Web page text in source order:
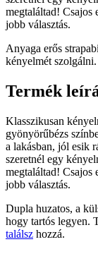
megtaláltad! Csajos
jobb választás.
Anyaga erős
kényelmét szolgálni.
Termék
Klasszikusan
gyönyörűbézs
a lakásban, jól esik
szeretnél egy
megtaláltad! Csajos
jobb választás.
Dupla huzatos, a
hogy tartós legyen.
találsz hozzá.